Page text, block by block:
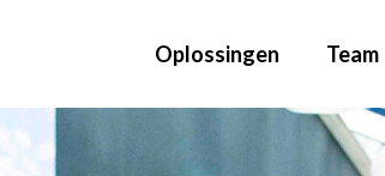
Oplossingen Team